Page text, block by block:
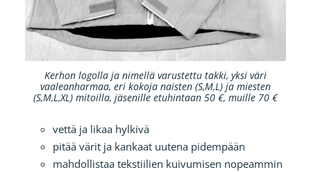
Kerhon logolla ja nimellä varustettu takki, yksi väri
vaaleanharmaa, eri kokoja naisten (S,M,L) ja miesten
(S,M,L,XL) mitoilla, jäsenille etuhintaan 50 €, muille 70 €
vettä ja likaa hylkivä
pitää värit ja kankaat uutena pidempään
mahdollistaa tekstiilien kuivumisen nopeammin